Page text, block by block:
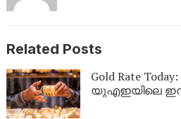
Related Posts
Gold Rate
യുഎഇയിലെ